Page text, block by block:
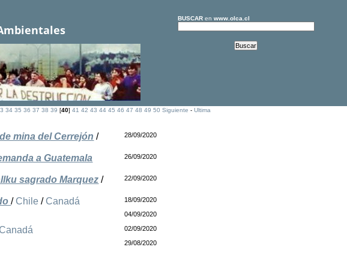
BUSCARen www.olca.cl
34 35 36 37 38 39 [40] 41 42 43 44 45 46 47 48 49 50 Siguiente - Ultima
mina del Cerrejón /
28/09/2020
a Guatemala
26/09/2020
sagrado Marquez /
22/09/2020
/ Chile / Canadá 18/09/2020
04/09/2020
Canadá 02/09/2020
29/08/2020